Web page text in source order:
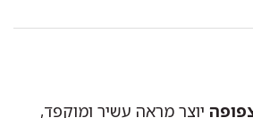
יוצר מראה עשיר ומוקפד,